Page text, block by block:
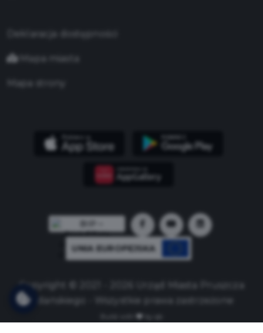
Deklaracja dostępności
Mapa miasta
Mapa strony
UNIA EUROPEJSKA
Gdańskiego - Wszystkie prawa zastrzeżone